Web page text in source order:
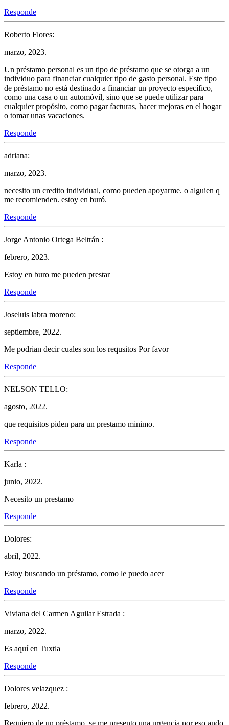
Responde
Roberto Flores:
marzo, 2023.
Un préstamo personal es un tipo de préstamo que se otorga a un
individuo para financiar cualquier tipo de gasto personal. Este tipo
de préstamo no está destinado a financiar un proyecto específico,
como una casa o un automóvil, sino que se puede utilizar para
cualquier propósito, como pagar facturas, hacer mejoras en el hogar
o tomar unas vacaciones.
Responde
adriana:
marzo, 2023.
necesito un credito individual, como pueden apoyarme. o alguien q
me recomienden. estoy en buró.
Responde
Jorge Antonio Ortega Beltrán :
febrero, 2023.
Estoy en buro me pueden prestar
Responde
Joseluis labra moreno:
septiembre, 2022.
Me podrian decir cuales son los requsitos Por favor
Responde
NELSON TELLO:
agosto, 2022.
que requisitos piden para un prestamo minimo.
Responde
Karla :
junio, 2022.
Necesito un prestamo
Responde
Dolores:
abril, 2022.
Estoy buscando un préstamo, como le puedo acer
Responde
Viviana del Carmen Aguilar Estrada :
marzo, 2022.
Es aquí en Tuxtla
Responde
Dolores velazquez :
febrero, 2022.